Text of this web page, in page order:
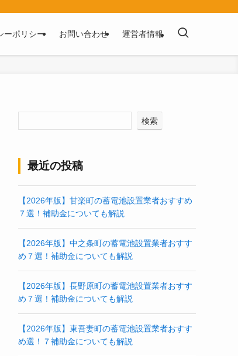
ーポリシー お問い合わせ 運営者情報
検索
最近の投稿
【2026年版】甘楽町の蓄電池設置業者おすすめ
７選！補助金についても解説
【2026年版】中之条町の蓄電池設置業者おすす
め７選！補助金についても解説
【2026年版】長野原町の蓄電池設置業者おすす
め７選！補助金についても解説
【2026年版】東吾妻町の蓄電池設置業者おすす
め選！７補助金についても解説